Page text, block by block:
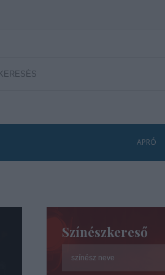
APRÓ
Színészkereső